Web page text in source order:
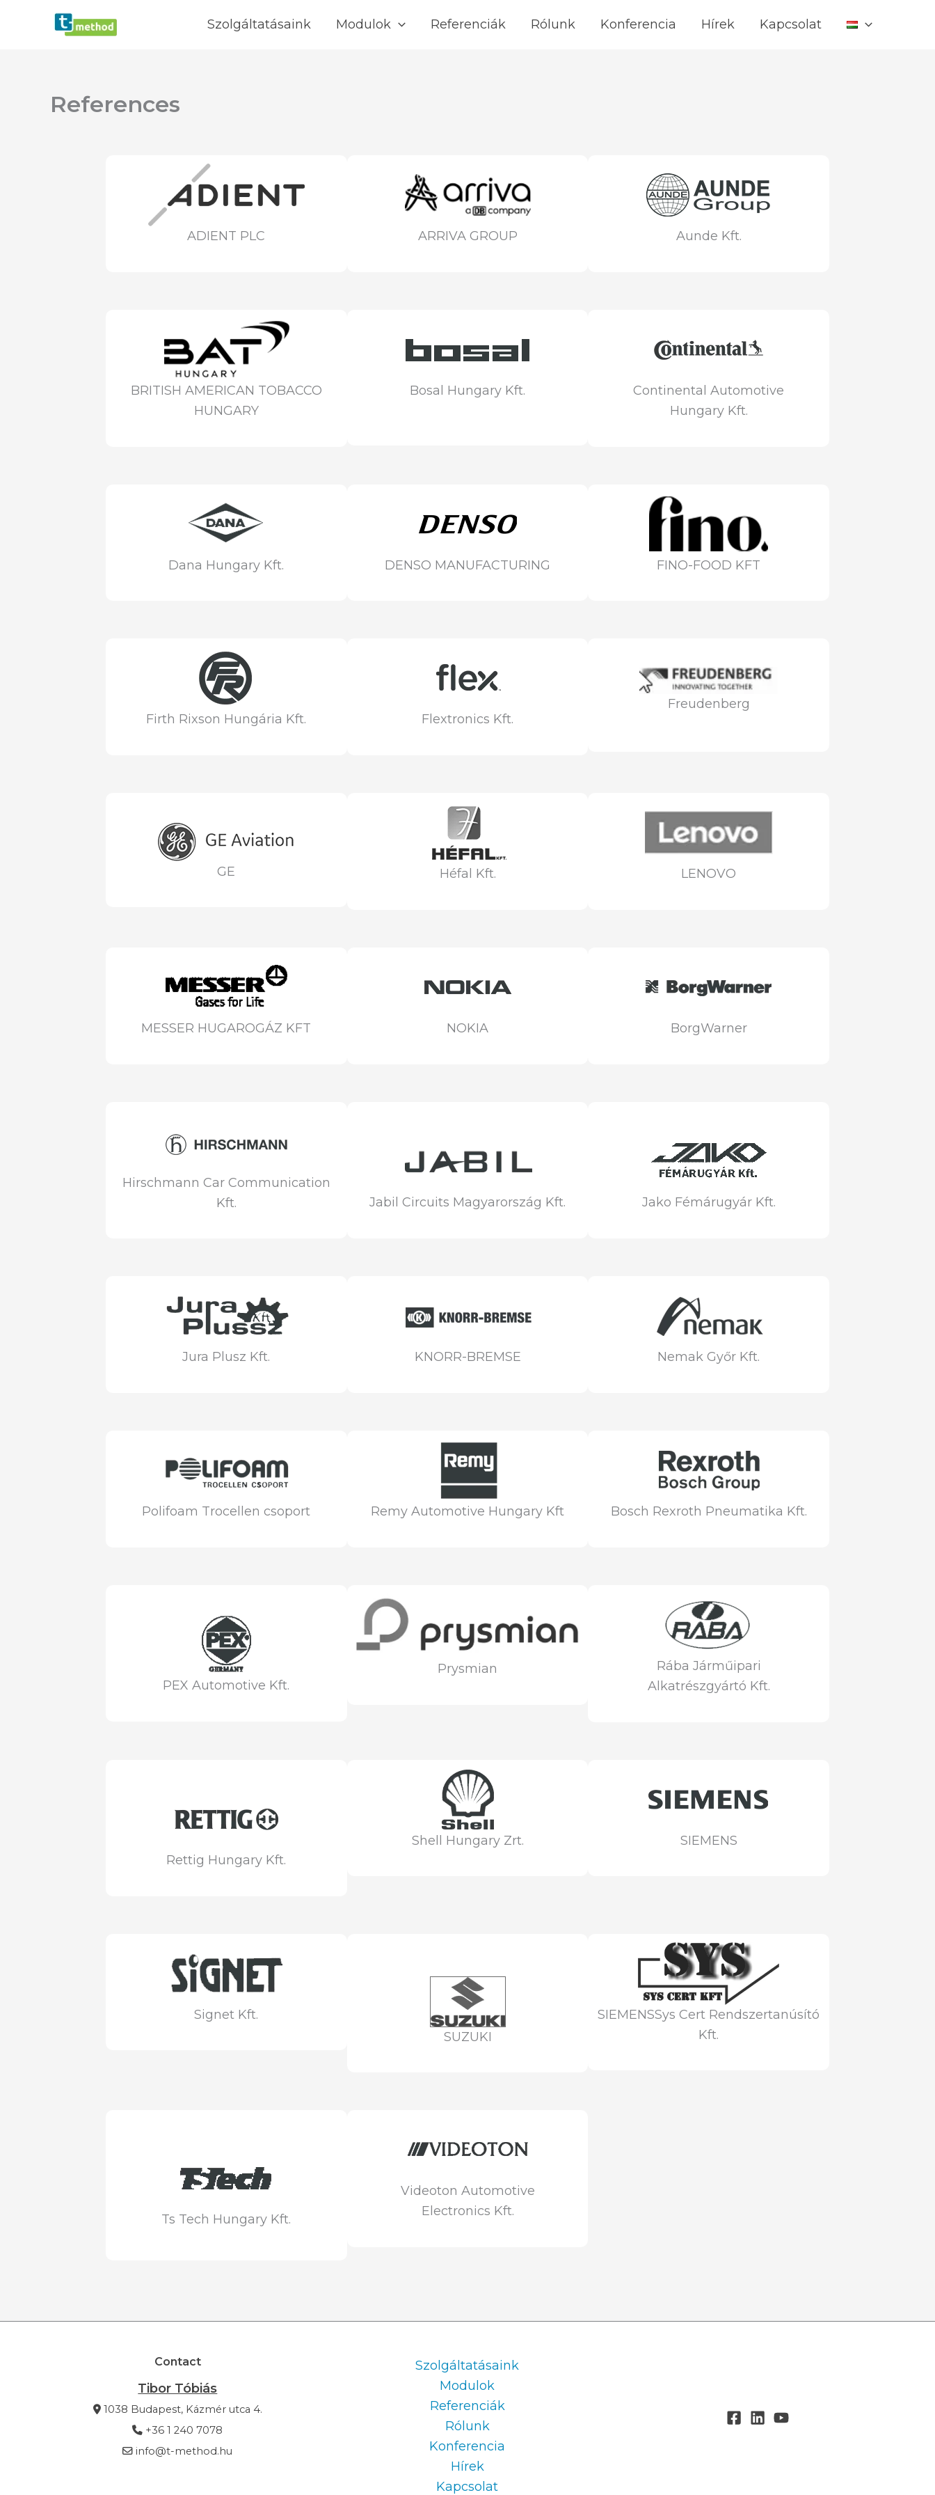
Szolgáltatásaink Modulok Referenciák Rólunk Konferencia Hírek Kapcsolat
References
ADIENT PLC ARRIVA GROUP Aunde Kft.
BRITISH AMERICAN TOBACCO
HUNGARY
Bosal Hungary Kft.
Continental Automotive
Hungary Kft.
Dana Hungary Kft. DENSO MANUFACTURING FINO-FOOD KFT
Firth Rixson Hungária Kft. Flextronics Kft.
Freudenberg
GE Héfal Kft. LENOVO
MESSER HUGAROGÁZ KFT NOKIA BorgWarner
Hirschmann Car Communication
Kft.
Jabil Circuits Magyarország Kft. Jako Fémárugyár Kft.
Jura Plusz Kft. KNORR-BREMSE Nemak Győr Kft.
Polifoam Trocellen csoport Remy Automotive Hungary Kft Bosch Rexroth Pneumatika Kft.
PEX Automotive Kft.
Prysmian
Rába Járműipari
Alkatrészgyártó Kft.
Rettig Hungary Kft.
Shell Hungary Zrt. SIEMENS
Signet Kft.
SUZUKI
SIEMENSSys Cert Rendszertanúsító
Kft.
Ts Tech Hungary Kft.
Videoton Automotive
Electronics Kft.
Contact
Tibor Tóbiás
1038 Budapest, Kázmér utca 4.
+36 1 240 7078
info@t-method.hu
Szolgáltatásaink
Modulok
Referenciák
Rólunk
Konferencia
Hírek
Kapcsolat